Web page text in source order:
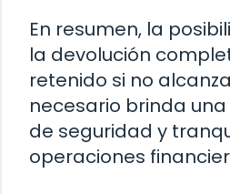
En resumen, la
la devolución
retenido si no
necesario brinda
de seguridad y
operaciones